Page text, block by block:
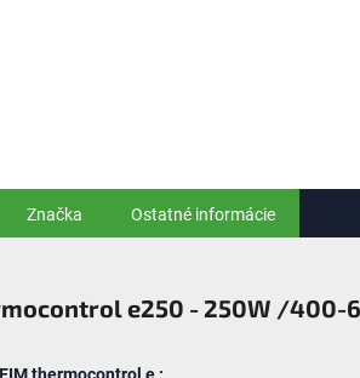
Značka Ostatné informácie
e250 - 250W /